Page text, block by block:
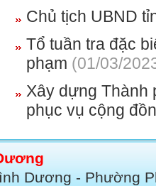
Chủ tịch UBND
Tổ tuần tra đặc
phạm (01/03/
Xây dựng Thành
phục vụ cộng
Dương - Phường